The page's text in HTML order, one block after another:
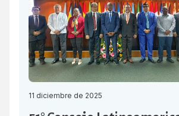
de la […]
11 diciembre de 2025